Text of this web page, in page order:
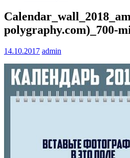
polygraphy.com)_700-
14.10.2017 admin